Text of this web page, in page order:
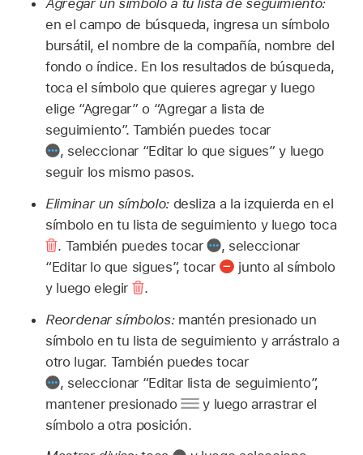
Agregar un símbolo a tu lista de seguimiento:
en el campo de búsqueda, ingresa un símbolo
bursátil, el nombre de la compañía, nombre del
fondo o índice. En los resultados de búsqueda,
toca el símbolo que quieres agregar y luego
elige “Agregar” o “Agregar a lista de
seguimiento”. También puedes tocar
, seleccionar “Editar lo que sigues” y luego
seguir los mismo pasos.
Eliminar un símbolo:desliza a la izquierda en el
símbolo en tu lista de seguimiento y luego toca
. También puedes tocar , seleccionar
“Editar lo que sigues”, tocar
junto al símbolo
y luego elegir
.
Reordenar símbolos:mantén presionado un
símbolo en tu lista de seguimiento y arrástralo a
otro lugar. También puedes tocar
, seleccionar “Editar lista de seguimiento”,
mantener presionado
y luego arrastrar el
símbolo a otra posición.